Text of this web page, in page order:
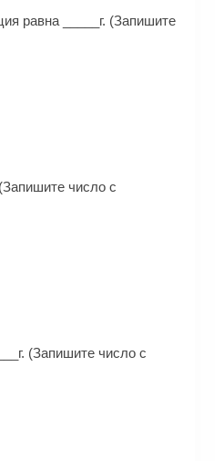
равна _____г. (Запишите
число с
(Запишите число с